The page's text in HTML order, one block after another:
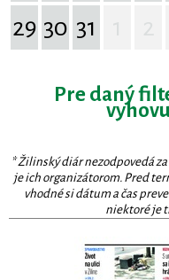
29 30 31
Pre daný
* Žilinský diár nezodpovedá
je ich organizátorom. Pred
vhodné si dátum a čas
niektoré je